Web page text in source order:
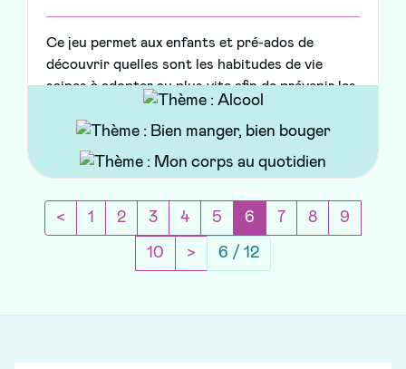
Ce jeu permet aux enfants et pré-ados de
découvrir quelles sont les habitudes de vie
saines à adopter au plus vite afin de prévenir les
< Page précédente
1 2 3 4 5 6 (current)
7 8 9
10 >Page suivante
6 / 12